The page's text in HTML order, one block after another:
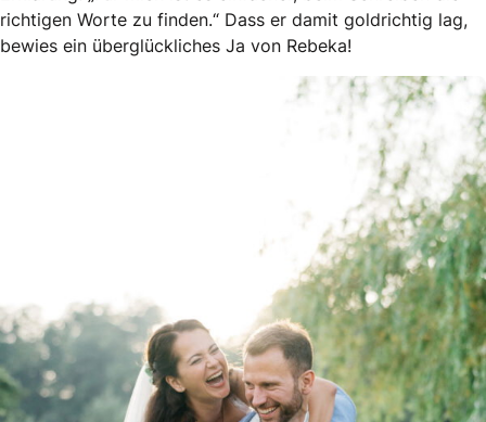
richtigen Worte zu finden.“ Dass er damit goldrichtig lag,
bewies ein überglückliches Ja von Rebeka!